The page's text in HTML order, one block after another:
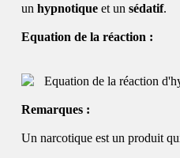
unhypnotique et unsédatif.
Equation de la réaction :
Remarques :
Un narcotique est un produit